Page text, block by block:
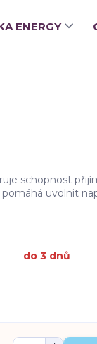
ENERGY
schopnost
uvolnit
do 3 dnů